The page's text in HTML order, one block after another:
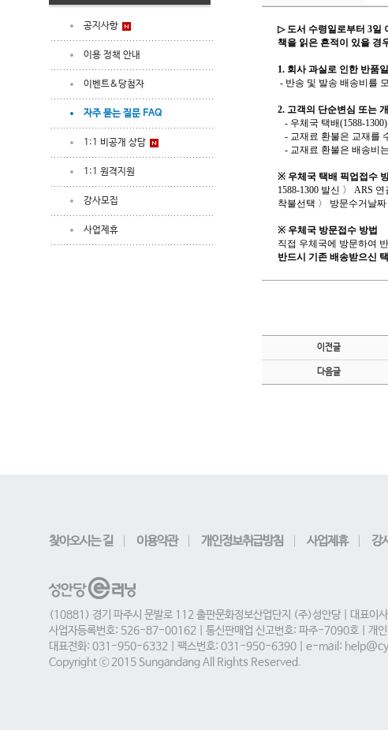
공지사항
이용 정책 안내
이벤트&당첨자
자주 묻는 질문 FAQ
1:1 비공개 상담
1:1 원격지원
강사모집
사업제휴
▷도서 수령일로부터 3일
책을 읽은 흔적이 있을 경
1. 회사 과실로 인한 반품
- 반송 및 발송 배송비를
2. 고객의 단순변심 또는
- 우체국 택배(1588-1300)
- 교재료 환불은 교재를
- 교재료 환불은 배송비
※ 우체국 택배 픽업접수
1588-1300 발신 〉 ARS 연
착불선택 〉 방문수거날
※ 우체국 방문접수 방법
직접 우체국에 방문하여
반드시 기존 배송받으신
이전글
다음글
찾아오시는 길 이용약관 개인정보취급방침 사업제휴 강
(10881) 경기 파주시 문발로 112 출판문화정보산업단지 (주)성안당 | 대표이
사업자등록번호: 526-87-00162 | 통신판매업 신고번호: 파주-7090호 | 개인
대표전화: 031-950-6332 | 팩스번호: 031-950-6390 | e-mail:
Copyright ⓒ 2015 Sungandang All Rights Reserved.